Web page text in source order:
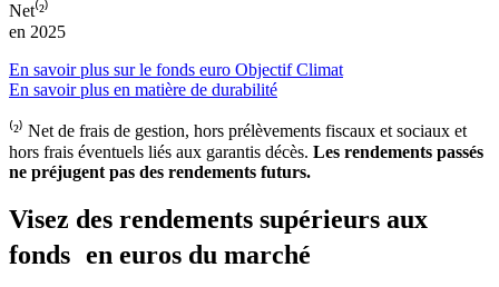
Net⁽²⁾
en 2025
En savoir plus sur le fonds euro Objectif Climat
En savoir plus en matière de durabilité
⁽²⁾ Net de frais de gestion, hors prélèvements fiscaux et sociaux et
hors frais éventuels liés aux garantis décès. Les rendements passés
ne préjugent pas des rendements futurs.
Visez des rendements supérieurs aux
fonds en euros du marché